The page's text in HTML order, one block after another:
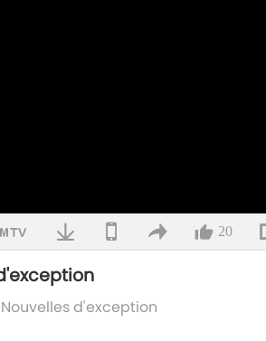
20
Nouvelles d'exception